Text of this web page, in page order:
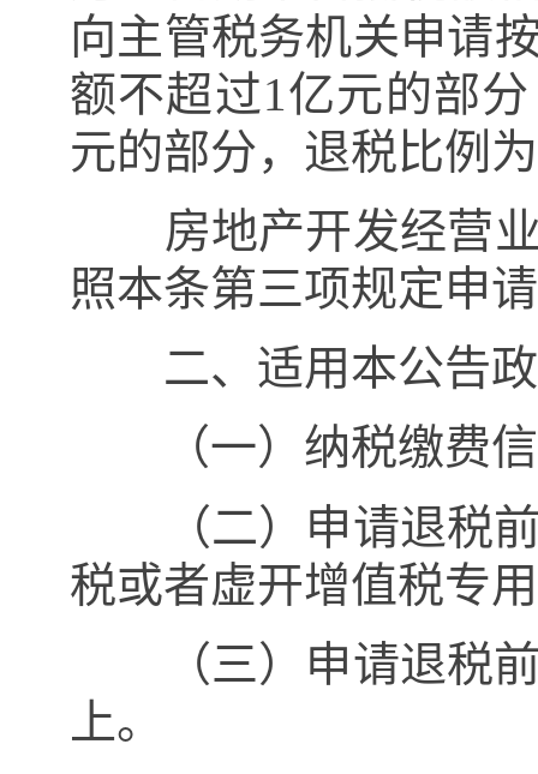
向主管税务机关申请
额不超过1亿元的部
元的部分，退税比例为
房地产开发经营业
照本条第三项规定申
二、适用本公告政
（一）纳税缴费信
（二）申请退税
税或者虚开增值税专
（三）申请退税
上。